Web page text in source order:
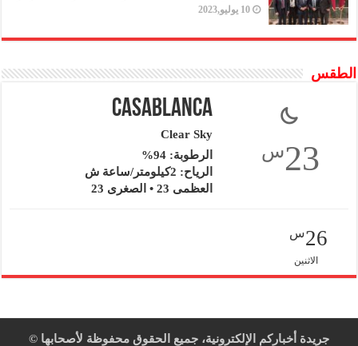
10 يوليو,2023
الطقس
23س
Casablanca
Clear Sky
الرطوبة: 94%
الرياح: 2كيلومتر/ساعة ش
العظمى 23 • الصغرى 23
26س
الاثنين
جريدة أخباركم الإلكترونية، جميع الحقوق محفوظة لأصحابها ©